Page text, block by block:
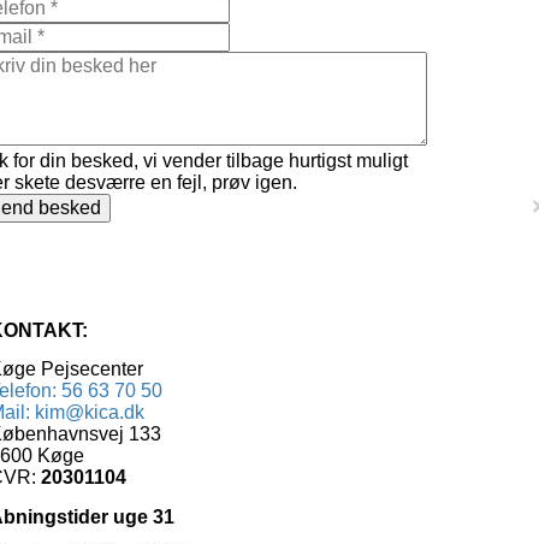
for din besked, vi vender tilbage hurtigst muligt
skete desværre en fejl, prøv igen.
besked
Pejsecenter
56 63 70 50
kim@kica.dk
133
Køge
20301104
uge 31